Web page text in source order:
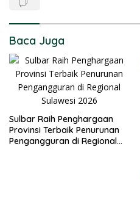
Baca Juga
Sulbar Raih Penghargaan
Provinsi Terbaik Penurunan
Pengangguran di Regional